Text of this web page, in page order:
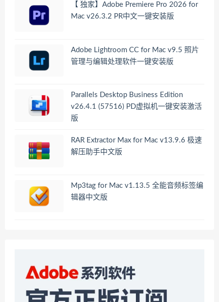
【 独家】Adobe Premiere Pro 2026 for
Mac v26.3.2 PR中文一键安装版
Adobe Lightroom CC for Mac v9.5 照片
管理与编辑处理软件一键安装版
Parallels Desktop Business Edition
v26.4.1 (57516) PD虚拟机一键安装激活
版
RAR Extractor Max for Mac v13.9.6 极速
解压助手中文版
Mp3tag for Mac v1.13.5 全能音频标签编
辑器中文版